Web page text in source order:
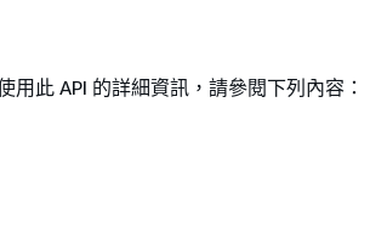
用此 API 的詳細資訊，請參閱下列內容：